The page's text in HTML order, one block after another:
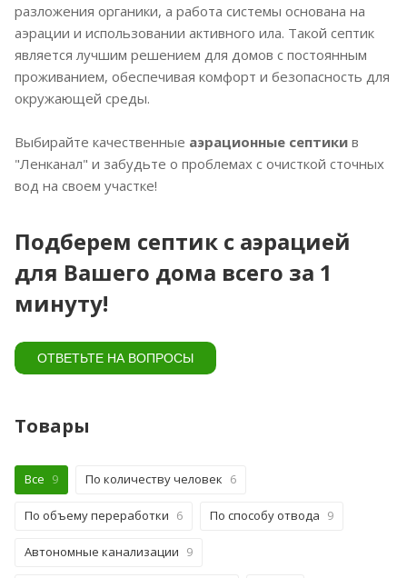
разложения органики, а работа системы основана на
аэрации и использовании активного ила. Такой септик
является лучшим решением для домов с постоянным
проживанием, обеспечивая комфорт и безопасность для
окружающей среды.
Выбирайте качественные аэрационные септики в
"Ленканал" и забудьте о проблемах с очисткой сточных
вод на своем участке!
Подберем септик с аэрацией
для Вашего дома всего за 1
минуту!
ОТВЕТЬТЕ НА ВОПРОСЫ
Товары
Все 9 По количеству человек 6
По объему переработки 6 По способу отвода 9
Автономные канализации 9